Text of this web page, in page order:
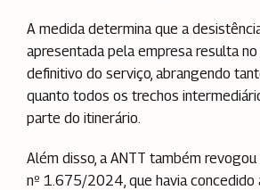
A medida determina que a
apresentada pela empresa resulta
definitivo do serviço, abrangendo
quanto todos os trechos
parte do itinerário.
Além disso, a ANTT também revogou
nº 1.675/2024, que havia concedido